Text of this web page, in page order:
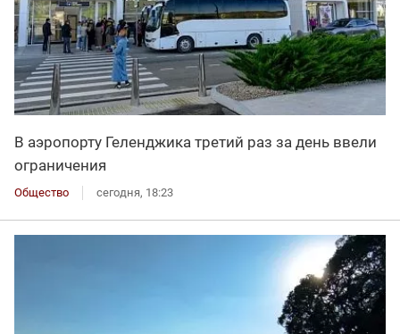
В аэропорту Геленджика третий раз за день ввели
ограничения
Общество сегодня, 18:23